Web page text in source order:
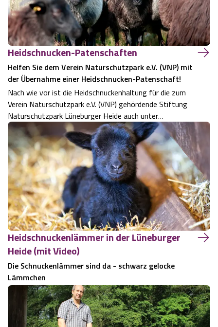
Heidschnucken-Patenschaften
Helfen Sie dem Verein Naturschutzpark e.V. (VNP) mit
der Übernahme einer Heidschnucken-Patenschaft!
Nach wie vor ist die Heidschnuckenhaltung für die zum
Verein Naturschutzpark e.V. (VNP) gehördende Stiftung
Naturschutzpark Lüneburger Heide auch unter
Berücksichtigung der Schäferlöhne und der Unterhaltung
der Schäferhäuser bzw. der 18 meist reetgedeckten
Schafställe defizitär. Ohne die Fördermitt…
Heidschnuckenlämmer in der Lüneburger
Heide (mit Video)
Die Schnuckenlämmer sind da - schwarz gelocke
Lämmchen